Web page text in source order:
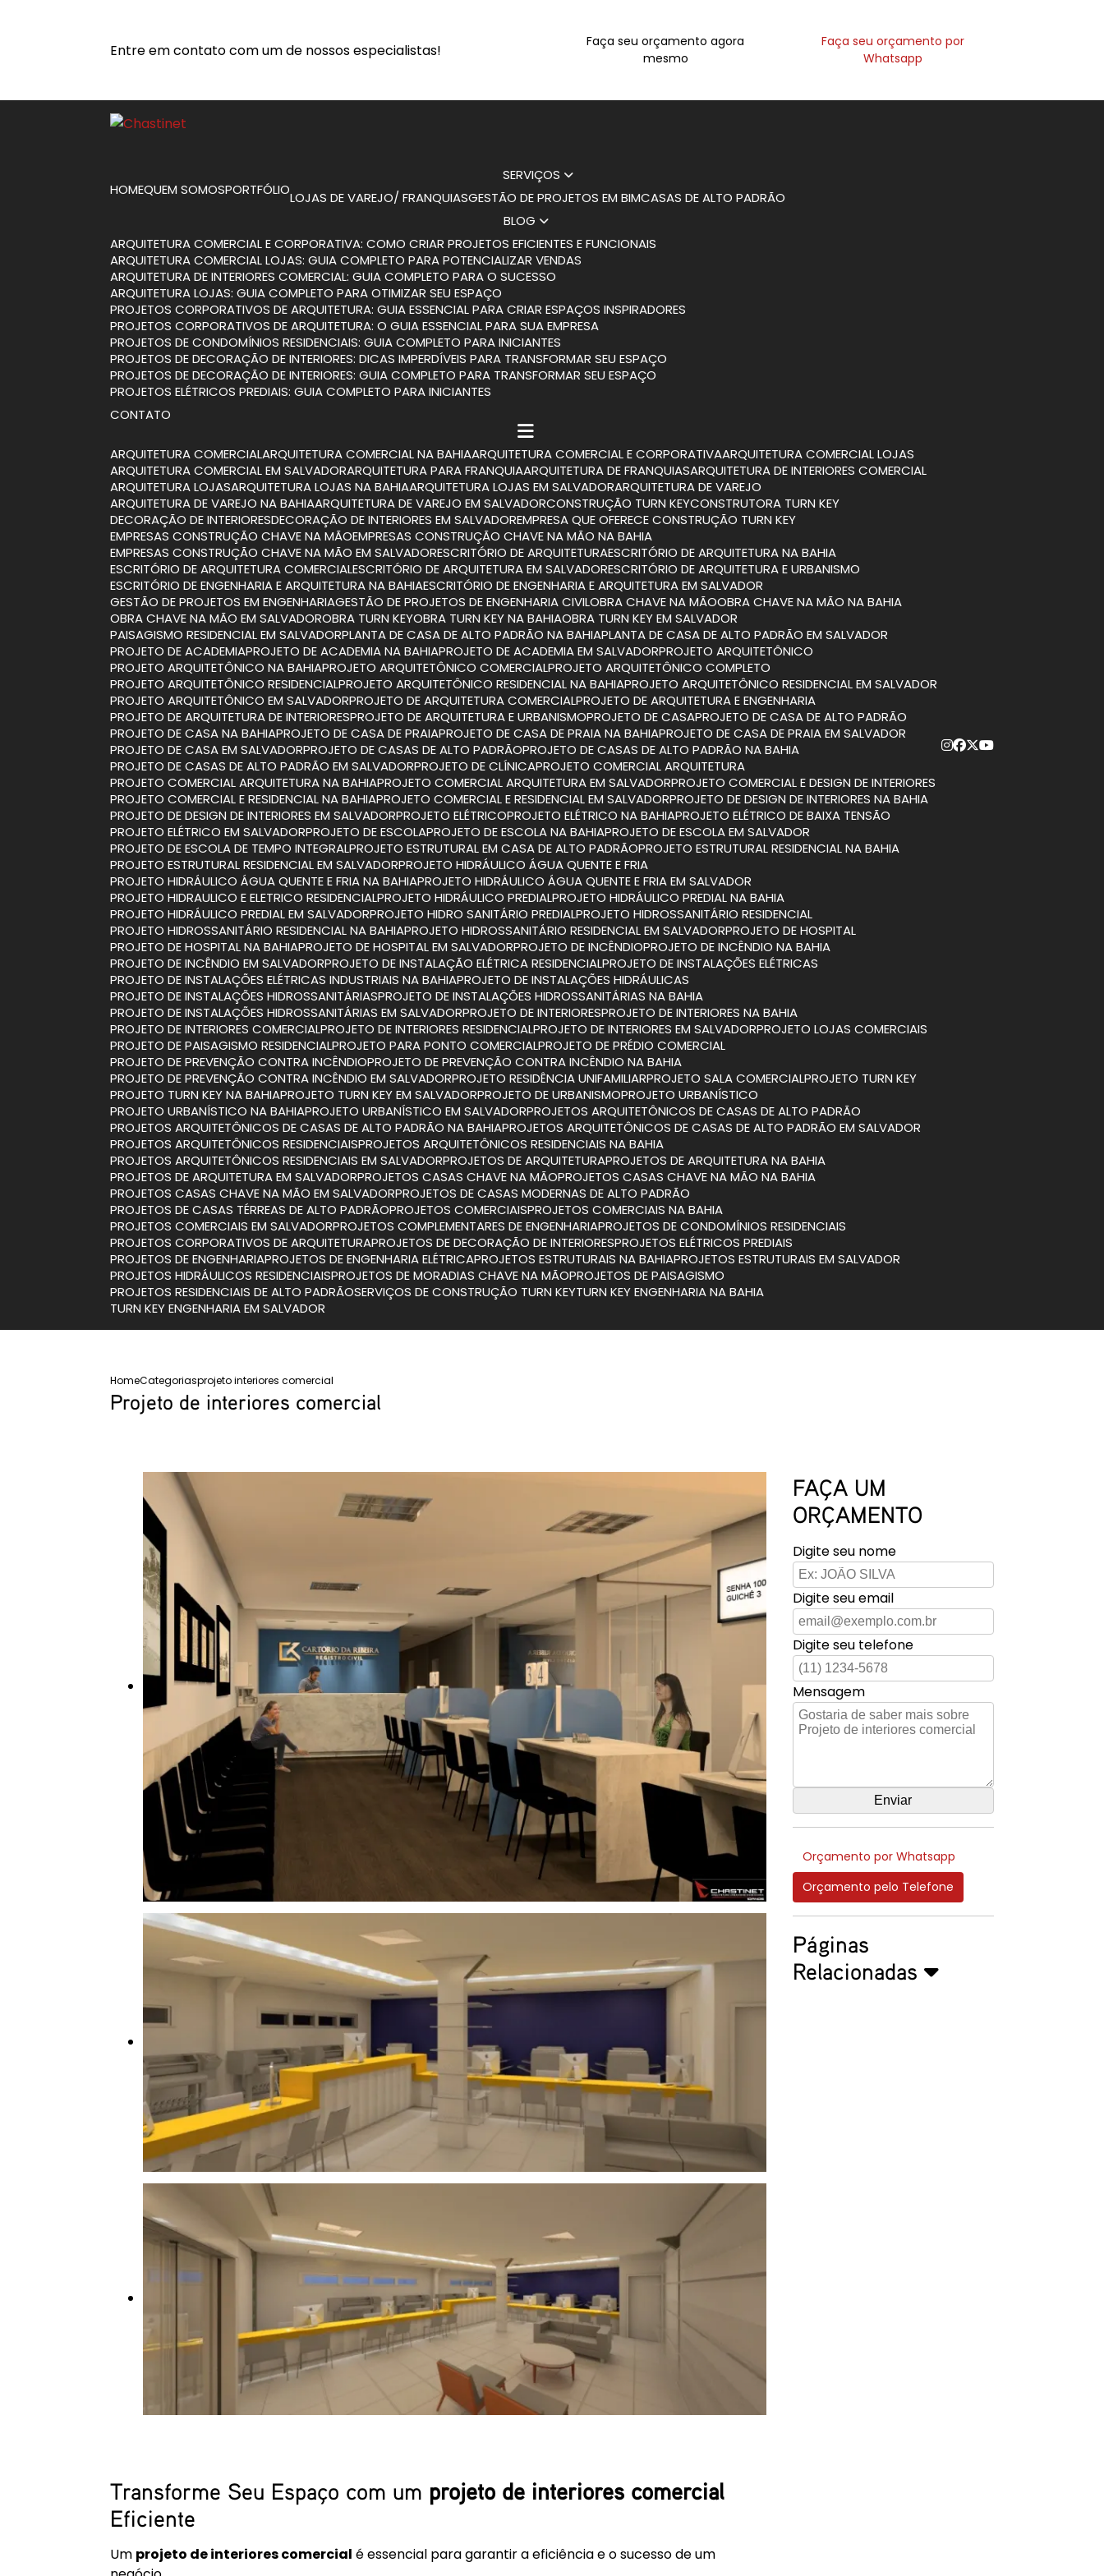
Entre em contato com um de nossos especialistas!
Faça seu orçamento agora
mesmo
Faça seu orçamento por
Whatsapp
HOME QUEM SOMOS PORTFÓLIO
SERVIÇOS
LOJAS DE VAREJO/ FRANQUIAS GESTÃO DE PROJETOS EM BIM CASAS DE ALTO PADRÃO
BLOG
ARQUITETURA COMERCIAL E CORPORATIVA: COMO CRIAR PROJETOS EFICIENTES E FUNCIONAIS
ARQUITETURA COMERCIAL LOJAS: GUIA COMPLETO PARA POTENCIALIZAR VENDAS
ARQUITETURA DE INTERIORES COMERCIAL: GUIA COMPLETO PARA O SUCESSO
ARQUITETURA LOJAS: GUIA COMPLETO PARA OTIMIZAR SEU ESPAÇO
PROJETOS CORPORATIVOS DE ARQUITETURA: GUIA ESSENCIAL PARA CRIAR ESPAÇOS INSPIRADORES
PROJETOS CORPORATIVOS DE ARQUITETURA: O GUIA ESSENCIAL PARA SUA EMPRESA
PROJETOS DE CONDOMÍNIOS RESIDENCIAIS: GUIA COMPLETO PARA INICIANTES
PROJETOS DE DECORAÇÃO DE INTERIORES: DICAS IMPERDÍVEIS PARA TRANSFORMAR SEU ESPAÇO
PROJETOS DE DECORAÇÃO DE INTERIORES: GUIA COMPLETO PARA TRANSFORMAR SEU ESPAÇO
PROJETOS ELÉTRICOS PREDIAIS: GUIA COMPLETO PARA INICIANTES
CONTATO
ARQUITETURA COMERCIAL ARQUITETURA COMERCIAL NA BAHIA ARQUITETURA COMERCIAL E CORPORATIVA ARQUITETURA COMERCIAL LOJAS
ARQUITETURA COMERCIAL EM SALVADOR ARQUITETURA PARA FRANQUIA ARQUITETURA DE FRANQUIAS ARQUITETURA DE INTERIORES COMERCIAL
ARQUITETURA LOJAS ARQUITETURA LOJAS NA BAHIA ARQUITETURA LOJAS EM SALVADOR ARQUITETURA DE VAREJO
ARQUITETURA DE VAREJO NA BAHIA ARQUITETURA DE VAREJO EM SALVADOR CONSTRUÇÃO TURN KEY CONSTRUTORA TURN KEY
DECORAÇÃO DE INTERIORES DECORAÇÃO DE INTERIORES EM SALVADOR EMPRESA QUE OFERECE CONSTRUÇÃO TURN KEY
EMPRESAS CONSTRUÇÃO CHAVE NA MÃO EMPRESAS CONSTRUÇÃO CHAVE NA MÃO NA BAHIA
EMPRESAS CONSTRUÇÃO CHAVE NA MÃO EM SALVADOR ESCRITÓRIO DE ARQUITETURA ESCRITÓRIO DE ARQUITETURA NA BAHIA
ESCRITÓRIO DE ARQUITETURA COMERCIAL ESCRITÓRIO DE ARQUITETURA EM SALVADOR ESCRITÓRIO DE ARQUITETURA E URBANISMO
ESCRITÓRIO DE ENGENHARIA E ARQUITETURA NA BAHIA ESCRITÓRIO DE ENGENHARIA E ARQUITETURA EM SALVADOR
GESTÃO DE PROJETOS EM ENGENHARIA GESTÃO DE PROJETOS DE ENGENHARIA CIVIL OBRA CHAVE NA MÃO OBRA CHAVE NA MÃO NA BAHIA
OBRA CHAVE NA MÃO EM SALVADOR OBRA TURN KEY OBRA TURN KEY NA BAHIA OBRA TURN KEY EM SALVADOR
PAISAGISMO RESIDENCIAL EM SALVADOR PLANTA DE CASA DE ALTO PADRÃO NA BAHIA PLANTA DE CASA DE ALTO PADRÃO EM SALVADOR
PROJETO DE ACADEMIA PROJETO DE ACADEMIA NA BAHIA PROJETO DE ACADEMIA EM SALVADOR PROJETO ARQUITETÔNICO
PROJETO ARQUITETÔNICO NA BAHIA PROJETO ARQUITETÔNICO COMERCIAL PROJETO ARQUITETÔNICO COMPLETO
PROJETO ARQUITETÔNICO RESIDENCIAL PROJETO ARQUITETÔNICO RESIDENCIAL NA BAHIA PROJETO ARQUITETÔNICO RESIDENCIAL EM SALVADOR
PROJETO ARQUITETÔNICO EM SALVADOR PROJETO DE ARQUITETURA COMERCIAL PROJETO DE ARQUITETURA E ENGENHARIA
PROJETO DE ARQUITETURA DE INTERIORES PROJETO DE ARQUITETURA E URBANISMO PROJETO DE CASA PROJETO DE CASA DE ALTO PADRÃO
PROJETO DE CASA NA BAHIA PROJETO DE CASA DE PRAIA PROJETO DE CASA DE PRAIA NA BAHIA PROJETO DE CASA DE PRAIA EM SALVADOR
PROJETO DE CASA EM SALVADOR PROJETO DE CASAS DE ALTO PADRÃO PROJETO DE CASAS DE ALTO PADRÃO NA BAHIA
PROJETO DE CASAS DE ALTO PADRÃO EM SALVADOR PROJETO DE CLÍNICA PROJETO COMERCIAL ARQUITETURA
PROJETO COMERCIAL ARQUITETURA NA BAHIA PROJETO COMERCIAL ARQUITETURA EM SALVADOR PROJETO COMERCIAL E DESIGN DE INTERIORES
PROJETO COMERCIAL E RESIDENCIAL NA BAHIA PROJETO COMERCIAL E RESIDENCIAL EM SALVADOR PROJETO DE DESIGN DE INTERIORES NA BAHIA
PROJETO DE DESIGN DE INTERIORES EM SALVADOR PROJETO ELÉTRICO PROJETO ELÉTRICO NA BAHIA PROJETO ELÉTRICO DE BAIXA TENSÃO
PROJETO ELÉTRICO EM SALVADOR PROJETO DE ESCOLA PROJETO DE ESCOLA NA BAHIA PROJETO DE ESCOLA EM SALVADOR
PROJETO DE ESCOLA DE TEMPO INTEGRAL PROJETO ESTRUTURAL EM CASA DE ALTO PADRÃO PROJETO ESTRUTURAL RESIDENCIAL NA BAHIA
PROJETO ESTRUTURAL RESIDENCIAL EM SALVADOR PROJETO HIDRÁULICO ÁGUA QUENTE E FRIA
PROJETO HIDRÁULICO ÁGUA QUENTE E FRIA NA BAHIA PROJETO HIDRÁULICO ÁGUA QUENTE E FRIA EM SALVADOR
PROJETO HIDRAULICO E ELETRICO RESIDENCIAL PROJETO HIDRÁULICO PREDIAL PROJETO HIDRÁULICO PREDIAL NA BAHIA
PROJETO HIDRÁULICO PREDIAL EM SALVADOR PROJETO HIDRO SANITÁRIO PREDIAL PROJETO HIDROSSANITÁRIO RESIDENCIAL
PROJETO HIDROSSANITÁRIO RESIDENCIAL NA BAHIA PROJETO HIDROSSANITÁRIO RESIDENCIAL EM SALVADOR PROJETO DE HOSPITAL
PROJETO DE HOSPITAL NA BAHIA PROJETO DE HOSPITAL EM SALVADOR PROJETO DE INCÊNDIO PROJETO DE INCÊNDIO NA BAHIA
PROJETO DE INCÊNDIO EM SALVADOR PROJETO DE INSTALAÇÃO ELÉTRICA RESIDENCIAL PROJETO DE INSTALAÇÕES ELÉTRICAS
PROJETO DE INSTALAÇÕES ELÉTRICAS INDUSTRIAIS NA BAHIA PROJETO DE INSTALAÇÕES HIDRÁULICAS
PROJETO DE INSTALAÇÕES HIDROSSANITÁRIAS PROJETO DE INSTALAÇÕES HIDROSSANITÁRIAS NA BAHIA
PROJETO DE INSTALAÇÕES HIDROSSANITÁRIAS EM SALVADOR PROJETO DE INTERIORES PROJETO DE INTERIORES NA BAHIA
PROJETO DE INTERIORES COMERCIAL PROJETO DE INTERIORES RESIDENCIAL PROJETO DE INTERIORES EM SALVADOR PROJETO LOJAS COMERCIAIS
PROJETO DE PAISAGISMO RESIDENCIAL PROJETO PARA PONTO COMERCIAL PROJETO DE PRÉDIO COMERCIAL
PROJETO DE PREVENÇÃO CONTRA INCÊNDIO PROJETO DE PREVENÇÃO CONTRA INCÊNDIO NA BAHIA
PROJETO DE PREVENÇÃO CONTRA INCÊNDIO EM SALVADOR PROJETO RESIDÊNCIA UNIFAMILIAR PROJETO SALA COMERCIAL PROJETO TURN KEY
PROJETO TURN KEY NA BAHIA PROJETO TURN KEY EM SALVADOR PROJETO DE URBANISMO PROJETO URBANÍSTICO
PROJETO URBANÍSTICO NA BAHIA PROJETO URBANÍSTICO EM SALVADOR PROJETOS ARQUITETÔNICOS DE CASAS DE ALTO PADRÃO
PROJETOS ARQUITETÔNICOS DE CASAS DE ALTO PADRÃO NA BAHIA PROJETOS ARQUITETÔNICOS DE CASAS DE ALTO PADRÃO EM SALVADOR
PROJETOS ARQUITETÔNICOS RESIDENCIAIS PROJETOS ARQUITETÔNICOS RESIDENCIAIS NA BAHIA
PROJETOS ARQUITETÔNICOS RESIDENCIAIS EM SALVADOR PROJETOS DE ARQUITETURA PROJETOS DE ARQUITETURA NA BAHIA
PROJETOS DE ARQUITETURA EM SALVADOR PROJETOS CASAS CHAVE NA MÃO PROJETOS CASAS CHAVE NA MÃO NA BAHIA
PROJETOS CASAS CHAVE NA MÃO EM SALVADOR PROJETOS DE CASAS MODERNAS DE ALTO PADRÃO
PROJETOS DE CASAS TÉRREAS DE ALTO PADRÃO PROJETOS COMERCIAIS PROJETOS COMERCIAIS NA BAHIA
PROJETOS COMERCIAIS EM SALVADOR PROJETOS COMPLEMENTARES DE ENGENHARIA PROJETOS DE CONDOMÍNIOS RESIDENCIAIS
PROJETOS CORPORATIVOS DE ARQUITETURA PROJETOS DE DECORAÇÃO DE INTERIORES PROJETOS ELÉTRICOS PREDIAIS
PROJETOS DE ENGENHARIA PROJETOS DE ENGENHARIA ELÉTRICA PROJETOS ESTRUTURAIS NA BAHIA PROJETOS ESTRUTURAIS EM SALVADOR
PROJETOS HIDRÁULICOS RESIDENCIAIS PROJETOS DE MORADIAS CHAVE NA MÃO PROJETOS DE PAISAGISMO
PROJETOS RESIDENCIAIS DE ALTO PADRÃO SERVIÇOS DE CONSTRUÇÃO TURN KEY TURN KEY ENGENHARIA NA BAHIA
TURN KEY ENGENHARIA EM SALVADOR
HomeCategoriasprojeto interiores comercial
Projeto de interiores comercial
Transforme Seu Espaço com um projeto de interiores comercial
Eficiente
Um projeto de interiores comercial é essencial para garantir a eficiência e o sucesso de um
FAÇA UM
ORÇAMENTO
Digite seu nome
Digite seu email
Digite seu telefone
Mensagem
Orçamento por Whatsapp
Orçamento pelo Telefone
Páginas
Relacionadas